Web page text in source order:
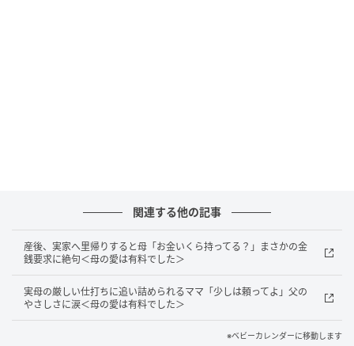
関連する他の記事
産後、実家へ里帰りすると母「お金いくら持ってる？」まさかの金
銭要求に絶句＜母の愛は有料でした＞
実母の厳しい仕打ちに追い詰められるママ「少しは頼ってよ」父の
やさしさに涙＜母の愛は有料でした＞
※ベビーカレンダーに移動します